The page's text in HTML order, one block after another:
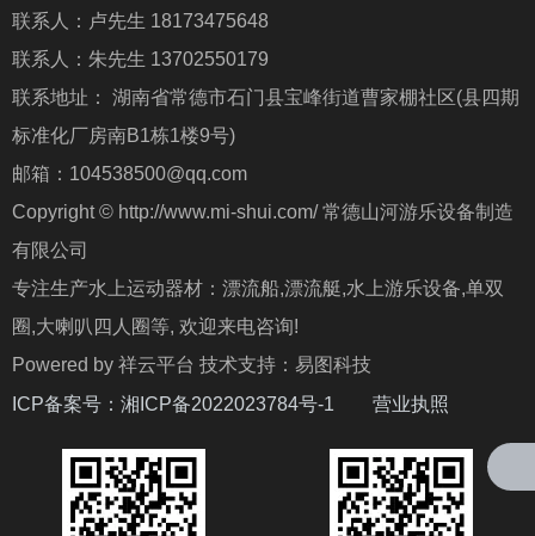
联系人：卢先生 18173475648
联系人：朱先生 13702550179
联系地址： 湖南省常德市石门县宝峰街道曹家棚社区(县四期
标准化厂房南B1栋1楼9号)
邮箱：104538500@qq.com
Copyright © http://www.mi-shui.com/ 常德山河游乐设备制造
有限公司
专注生产水上运动器材：漂流船,漂流艇,水上游乐设备,单双
圈,大喇叭四人圈等, 欢迎来电咨询!
Powered by 祥云平台 技术支持：易图科技
ICP备案号： 湘ICP备2022023784号-1 营业执照